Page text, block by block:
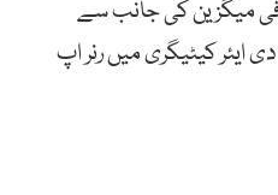
میگزین کی جانب سے
ایئر کیٹیگری میں رنر اپ